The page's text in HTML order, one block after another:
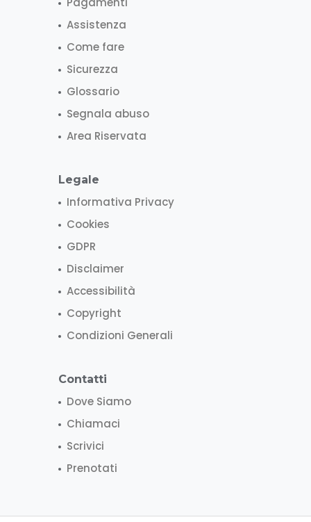
Assistenza
Come fare
Sicurezza
Glossario
Segnala abuso
Area Riservata
Legale
Informativa Privacy
Cookies
GDPR
Disclaimer
Accessibilità
Copyright
Condizioni Generali
Contatti
Dove Siamo
Chiamaci
Scrivici
Prenotati